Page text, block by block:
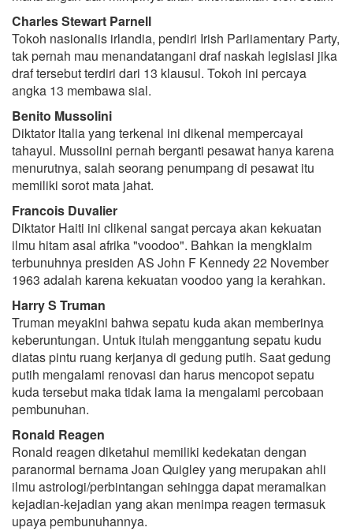
Charles Stewart Parnell
Tokoh nasionalis irlandia, pendiri Irish Parliamentary Party,
tak pernah mau menandatangani draf naskah legislasi jika
draf tersebut terdiri dari 13 klausul. Tokoh ini percaya
angka 13 membawa sial.
Benito Mussolini
Diktator ltalia yang terkenal ini dikenal mempercayai
tahayul. Mussolini pernah berganti pesawat hanya karena
menurutnya, salah seorang penumpang di pesawat itu
memiliki sorot mata jahat.
Francois Duvalier
Diktator Haiti ini clikenal sangat percaya akan kekuatan
ilmu hitam asal afrika "voodoo". Bahkan ia mengklaim
terbunuhnya presiden AS John F Kennedy 22 November
1963 adalah karena kekuatan voodoo yang ia kerahkan.
Harry S Truman
Truman meyakini bahwa sepatu kuda akan memberinya
keberuntungan. Untuk itulah menggantung sepatu kudu
diatas pintu ruang kerjanya di gedung putih. Saat gedung
putih mengalami renovasi dan harus mencopot sepatu
kuda tersebut maka tidak lama ia mengalami percobaan
pembunuhan.
Ronald Reagen
Ronald reagen diketahui memiliki kedekatan dengan
paranormal bernama Joan Quigley yang merupakan ahli
ilmu astrologi/perbintangan sehingga dapat meramalkan
kejadian-kejadian yang akan menimpa reagen termasuk
upaya pembunuhannya.